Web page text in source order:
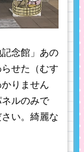
念館」あの
せた（むす
りません
ネルのみで
い。綺麗な